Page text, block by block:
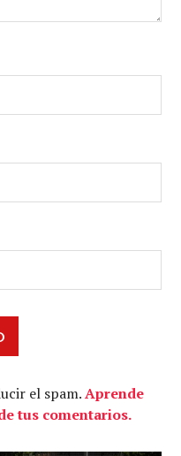
el spam.Aprende
tus comentarios.